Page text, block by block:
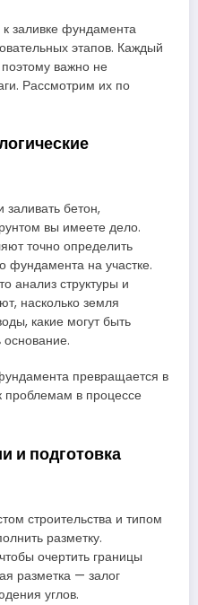
к заливке фундамента
этапов. Каждый
важно не
Рассмотрим их по
заливать бетон,
вы имеете дело.
точно определить
фундамента на участке.
анализ структуры и
насколько земля
какие могут быть
основание.
превращается в
проблемам в процессе
и подготовка
строительства и типом
разметку.
очертить границы
разметка — залог
углов.